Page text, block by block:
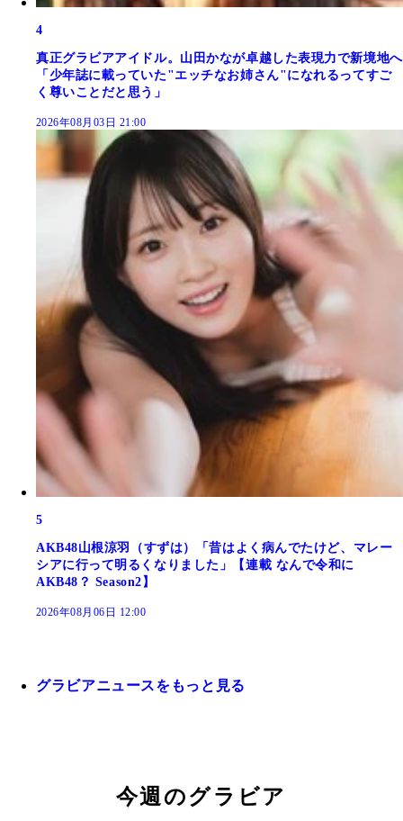
4
真正グラビアアイドル。山田かなが卓越した表現力で新境地へ
「少年誌に載っていた"エッチなお姉さん"になれるってすご
く尊いことだと思う」
2026年08月03日 21:00
5
AKB48山根涼羽（すずは）「昔はよく病んでたけど、マレー
シアに行って明るくなりました」【連載 なんで令和に
AKB48？ Season2】
2026年08月06日 12:00
グラビアニュースをもっと見る
今週のグラビア